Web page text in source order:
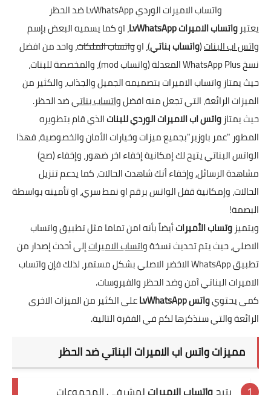
واتساب الاميرات الوردي LvWhatsApp ضد الحظر
يعتبر واتساب الاميراتLvWhatsApp، او كما يسميه البعض بإسم
واتس اب البنات(واتساب بناتي)، اوواتساب الملكات، واحد من افضل
نسخWhatsApp Plus
المعدلة (واتساب mod)، والمخصصة للبنات،
حيث يمتاز واتساب الاميرات بتصميمه الجميل والجذاب، والكثير من
الميزات الرائعة، التي تجعل منه افضلواتساب بناتيضد الحظر.
حيث يمتاز واتس اب الاميراتالوردي للبناتالذي قام بتطويره
المطور "عمر باوزير"بجميع ميزات وخيارات الأمان والخصوصية، فهذا
الواتس البناتي يتيح لك إمكانية إخفاء اخر ضهور، وإخفاء (صح)
مشاهدة الرسائل, وإخفاء أنك شاهدت الحالات، كما يدعم تنزيل
الحالات، وإمكانية قفل الواتس برقم او نمط سري، او تأمينه بواسطة
البصمة!
ويتميز وتساب الأميراتأيضاً بأنه امن تماما مثل تطبيق واتساب
الاصلي، حيث يتم تحديث نسخةواتساب الاميراتإلى أحدث إصدار من
تطبيق WhatsApp الاخضر الاصلي بشكل مستمر، لذلك فإن واتساب
الاميرات البناتي آمن وضد الحظر والفيروسات.
كمى يحتويواتسLvWhatsAppعلى الكثير من الميزات الاخرى
الرائعة والتي سنذكرها لكم في الفقرة التالية.
مميزات واتس اب الاميرات البناتي ضد الحظر